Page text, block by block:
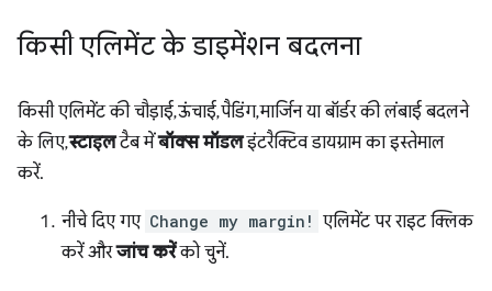
किसी एलिमेंट के डाइमेंशन बदलना
किसी एलिमेंट की चौड़ाई, ऊंचाई, पैडिंग, मार्जिन या बॉर्डर की लंबाई बदलने
के लिए,स्टाइलटैब मेंबॉक्स मॉडलइंटरैक्टिव डायग्राम का इस्तेमाल
करें.
नीचे दिए गए Change my margin! एलिमेंट पर राइट क्लिक
करें औरजांच करेंको चुनें.